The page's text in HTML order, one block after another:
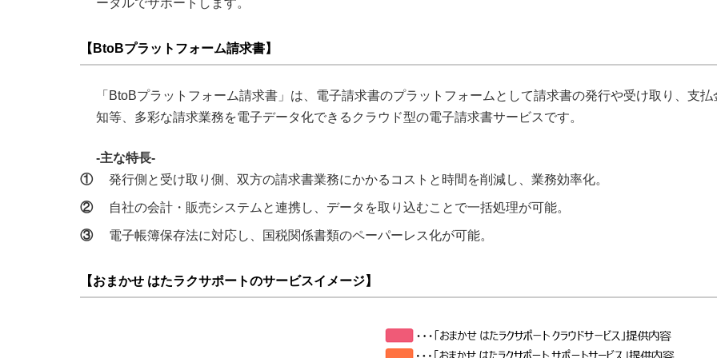
ータルでサポートします。
【BtoBプラットフォーム請求書】
「BtoBプラットフォーム請求書」は、電子請求書のプラットフォームとして請求書の発行や受け取り、支払
知等、多彩な請求業務を電子データ化できるクラウド型の電子請求書サービスです。
-主な特長-
①
発行側と受け取り側、双方の請求書業務にかかるコストと時間を削減し、業務効率化。
② 自社の会計・販売システムと連携し、データを取り込むことで一括処理が可能。
③ 電子帳簿保存法に対応し、国税関係書類のペーパーレス化が可能。
【おまかせ はたラクサポートのサービスイメージ】